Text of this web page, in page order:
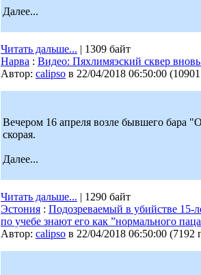
Далее...
Читать дальше... | 1309 байт
Нарва : Видео: Пяхлимяэский сквер
Автор: calipso в 22/04/2018 06:50:00 (
Вечером 16 апреля возле бывшего бара
скорая.
Далее...
Читать дальше... | 1290 байт
Эстония : Подозреваемый в убийстве 15-
по учебе знают его как ”нормального
Автор: calipso в 22/04/2018 06:50:00 (7192